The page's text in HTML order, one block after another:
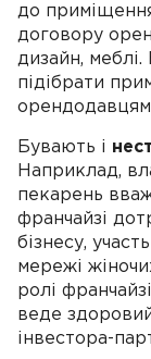
до
договору
дизайн,
підібрати
Бувають і
Наприклад,
пекарень
франчайзі
бізнесу,
мережі
ролі
веде
інвестора-